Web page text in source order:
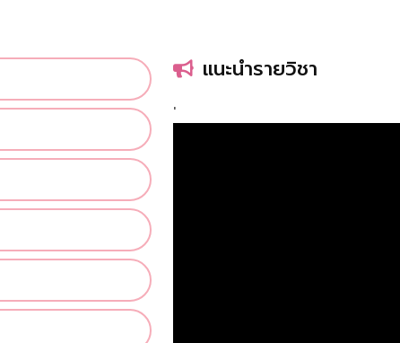
แนะนำรายวิชา
'